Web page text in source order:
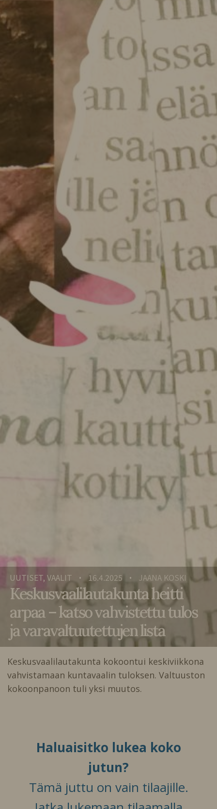
UUTISET, VAALIT • 16.4.2025 • JAANA KOSKI
Keskusvaalilautakunta heitti
arpaa – katso vahvistettu tulos
ja varavaltuutettujen lista
Keskusvaalilautakunta kokoontui keskiviikkona
vahvistamaan kuntavaalin tuloksen. Valtuuston
kokoonpanoon tuli yksi muutos.
Haluaisitko lukea koko
jutun?
Tämä juttu on vain tilaajille.